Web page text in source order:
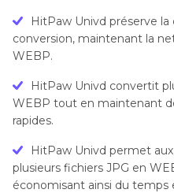
HitPaw Univd préserve
conversion, maintenant la
WEBP.
HitPaw Univd convertit
WEBP tout en maintenant
rapides.
HitPaw Univd permet
plusieurs fichiers JPG en
économisant ainsi du temps